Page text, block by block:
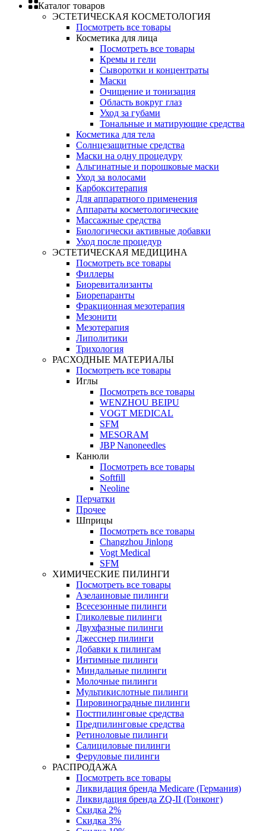
Каталог товаров
ЭСТЕТИЧЕСКАЯ КОСМЕТОЛОГИЯ
Посмотреть все товары
Косметика для лица
Посмотреть все товары
Кремы и гели
Сыворотки и концентраты
Маски
Очищение и тонизация
Область вокруг глаз
Уход за губами
Тональные и матирующие средства
Косметика для тела
Солнцезащитные средства
Маски на одну процедуру
Альгинатные и порошковые маски
Уход за волосами
Карбокситерапия
Для аппаратного применения
Аппараты косметологические
Массажные средства
Биологически активные добавки
Уход после процедур
ЭСТЕТИЧЕСКАЯ МЕДИЦИНА
Посмотреть все товары
Филлеры
Биоревитализанты
Биорепаранты
Фракционная мезотерапия
Мезонити
Мезотерапия
Липолитики
Трихология
РАСХОДНЫЕ МАТЕРИАЛЫ
Посмотреть все товары
Иглы
Посмотреть все товары
WENZHOU BEIPU
VOGT MEDICAL
SFM
MESORAM
JBP Nanoneedles
Канюли
Посмотреть все товары
Softfill
Neoline
Перчатки
Прочее
Шприцы
Посмотреть все товары
Changzhou Jinlong
Vogt Medical
SFM
ХИМИЧЕСКИЕ ПИЛИНГИ
Посмотреть все товары
Азелаиновые пилинги
Всесезонные пилинги
Гликолевые пилинги
Двухфазные пилинги
Джесснер пилинги
Добавки к пилингам
Интимные пилинги
Миндальные пилинги
Молочные пилинги
Мультикислотные пилинги
Пировиноградные пилинги
Постпилинговые средства
Предпилинговые средства
Ретиноловые пилинги
Салициловые пилинги
Феруловые пилинги
РАСПРОДАЖА
Посмотреть все товары
Ликвидация бренда Medicare (Германия)
Ликвидация бренда ZQ-II (Гонконг)
Скидка 2%
Скидка 3%